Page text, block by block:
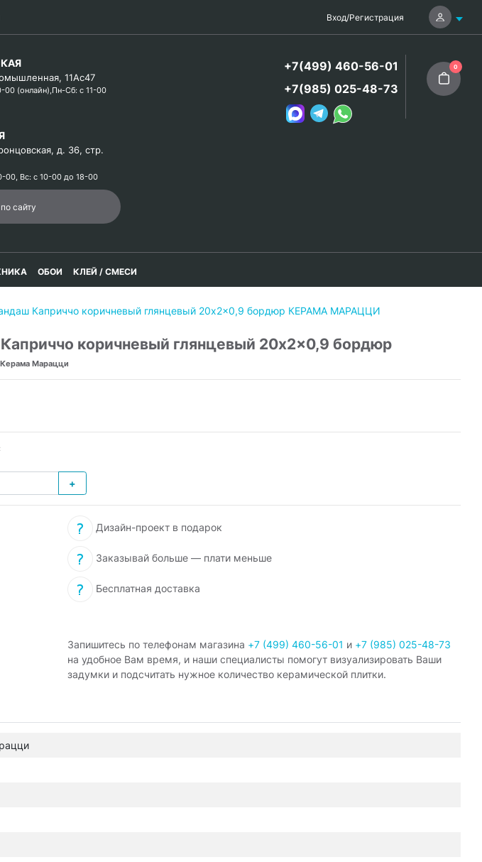
Вход/Регистрация
11Ас47
00 (онлайн),Пн-Сб: с 11-00
д. 36, стр.
00, Вс: с 10-00 до 18-00
+7(499) 460-56-01
+7(985) 025-48-73
0
ОБОИ КЛЕЙ / СМЕСИ
Каприччо коричневый глянцевый 20x2x0,9 бордюр КЕРАМА МАРАЦЦИ
коричневый глянцевый 20x2x0,9 бордюр
Керама Марацци
+
Дизайн-проект в подарок
Заказывай больше — плати меньше
Бесплатная доставка
Запишитесь по телефонам магазина +7 (499) 460-56-01 и +7 (985) 025-48-73
на удобное Вам время, и наши специалисты помогут визуализировать Ваши
задумки и подсчитать нужное количество керамической плитки.